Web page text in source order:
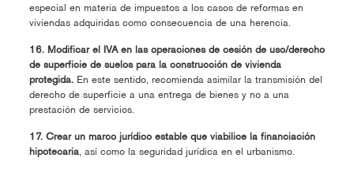
especial en materia de impuestos a los casos de reformas en
viviendas adquiridas como consecuencia de una herencia.
16. Modificar el IVA en las operaciones de cesión de uso/derecho
de superficie de suelos para la construcción de vivienda
protegida. En este sentido, recomienda asimilar la transmisión del
derecho de superficie a una entrega de bienes y no a una
prestación de servicios.
17. Crear un marco jurídico estable que viabilice la financiación
hipotecaria , así como la seguridad jurídica en el urbanismo.